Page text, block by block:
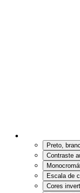
Preto,
Contraste
Escala de
Cores